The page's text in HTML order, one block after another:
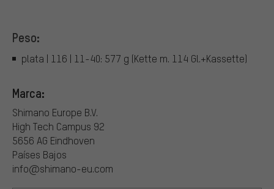
Peso:
plata | 116 | 11-40: 577 g (Kette m. 114 Gl.+Kassette)
Marca:
Shimano Europe B.V.
High Tech Campus 92
5656 AG Eindhoven
Países Bajos
info@shimano-eu.com